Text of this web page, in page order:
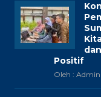
Positif
Oleh : Admin